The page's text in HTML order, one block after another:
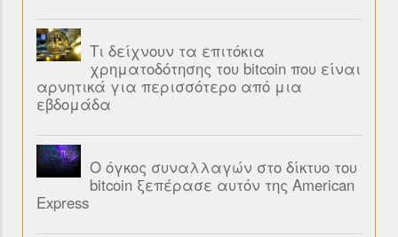
Τι δείχνουν τα επιτόκια
χρηματοδότησης του bitcoin που είναι
αρνητικά για περισσότερο από μια
εβδομάδα
Ο όγκος συναλλαγών στο δίκτυο του
bitcoin ξεπέρασε αυτόν της American
Express